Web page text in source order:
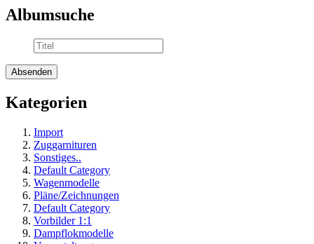
Albumsuche
Kategorien
Import
Zuggarnituren
Sonstiges..
Default Category
Wagenmodelle
Pläne/Zeichnungen
Default Category
Vorbilder 1:1
Dampflokmodelle